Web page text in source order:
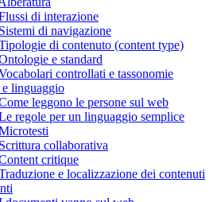
di interazione
di navigazione
di contenuto (content type)
e standard
controllati e tassonomie
linguaggio
leggono le persone sul web
regole per un linguaggio semplice
collaborativa
critique
e localizzazione dei contenuti